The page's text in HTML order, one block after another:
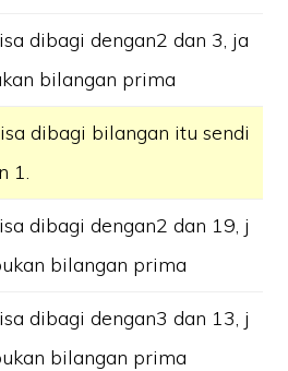
dibagi dengan2 dan 3, ja
bilangan prima
dibagi bilangan itu sendi
1.
dibagi dengan2 dan 19, j
bilangan prima
dibagi dengan3 dan 13, j
bilangan prima